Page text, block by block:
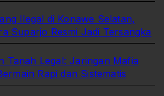
Ilegal di Konawe Selatan,
Suparjo Resmi Jadi Tersangka
Tanah Legal: Jaringan Mafia
Rapi dan Sistematis